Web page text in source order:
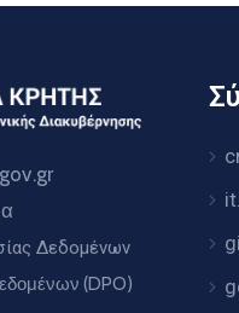
Δεδομένων
(DPO)